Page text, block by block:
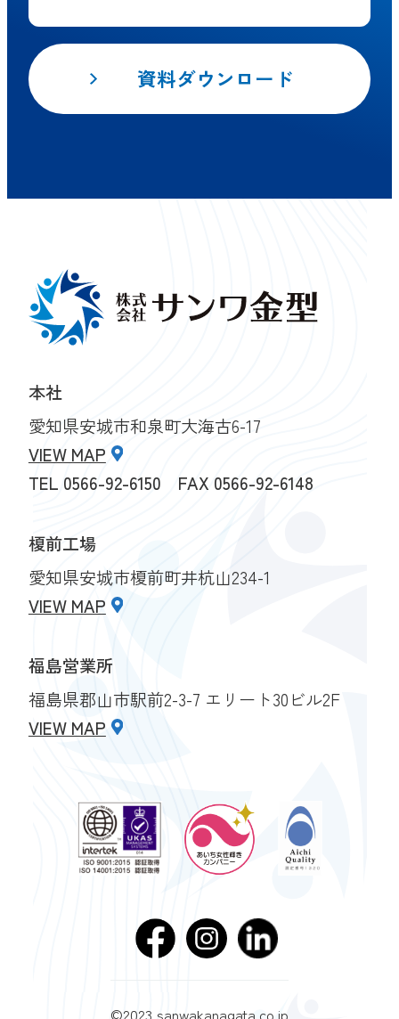
資料ダウンロード
本社
愛知県安城市和泉町大海古6-17
VIEW MAP
TEL 0566-92-6150 FAX 0566-92-6148
榎前工場
愛知県安城市榎前町井杭山234-1
VIEW MAP
福島営業所
福島県郡山市駅前2-3-7 エリート30ビル2F
VIEW MAP
©2023 sanwakanagata.co.jp